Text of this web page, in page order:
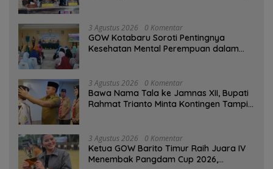
3 Agustus 2026 0 Komentar
GOW Kotabaru Soroti Pentingnya
Kesehatan Mental Perempuan dalam
3 Agustus 2026 0 Komentar
Bawa Nama Tala ke Jamnas XII, Bupati
Rahmat Trianto Minta Kontingen Tampil
3 Agustus 2026 0 Komentar
Ketua GOW Barito Timur Raih Juara IV
Menembak Pangdam Cup 2026,